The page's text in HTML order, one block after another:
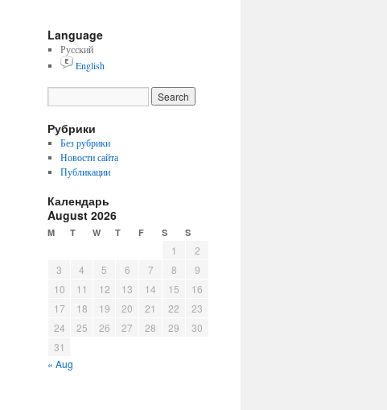
Language
Русский
English
Рубрики
Без рубрики
Новости сайта
Публикации
Календарь
August 2026
M T W T F S S
1
2
3
4 5 6 7 8
9
10
11 12 13 14 15
16
17
18 19 20 21 22
23
24
25 26 27 28 29
30
31
« Aug